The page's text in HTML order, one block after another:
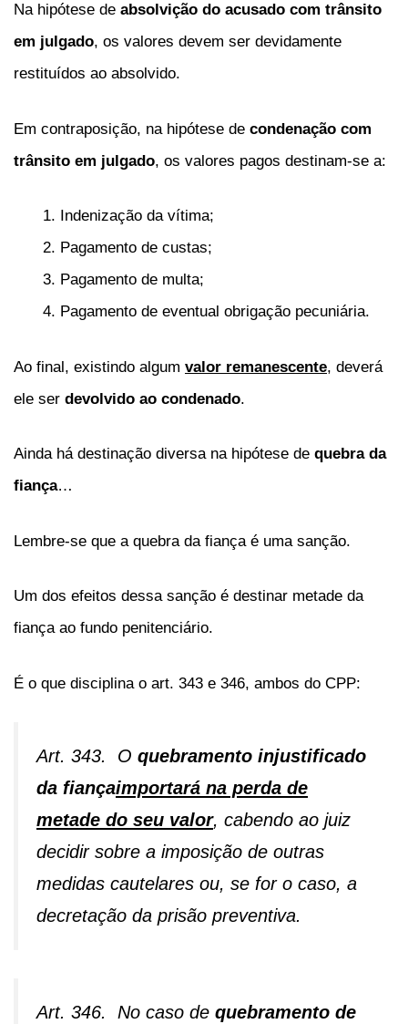
Na hipótese de absolvição do acusado com trânsito
em julgado, os valores devem ser devidamente
restituídos ao absolvido.
Em contraposição, na hipótese de condenação com
trânsito em julgado, os valores pagos destinam-se a:
Indenização da vítima;
Pagamento de custas;
Pagamento de multa;
Pagamento de eventual obrigação pecuniária.
Ao final, existindo algum valor remanescente, deverá
ele ser devolvido ao condenado.
Ainda há destinação diversa na hipótese de quebra da
fiança…
Lembre-se que a quebra da fiança é uma sanção.
Um dos efeitos dessa sanção é destinar metade da
fiança ao fundo penitenciário.
É o que disciplina o art. 343 e 346, ambos do CPP:
Art. 343. O quebramento injustificado
da fiançaimportará na perda de
metade do seu valor, cabendo ao juiz
decidir sobre a imposição de outras
medidas cautelares ou, se for o caso, a
decretação da prisão preventiva.
Art. 346. No caso de quebramento de